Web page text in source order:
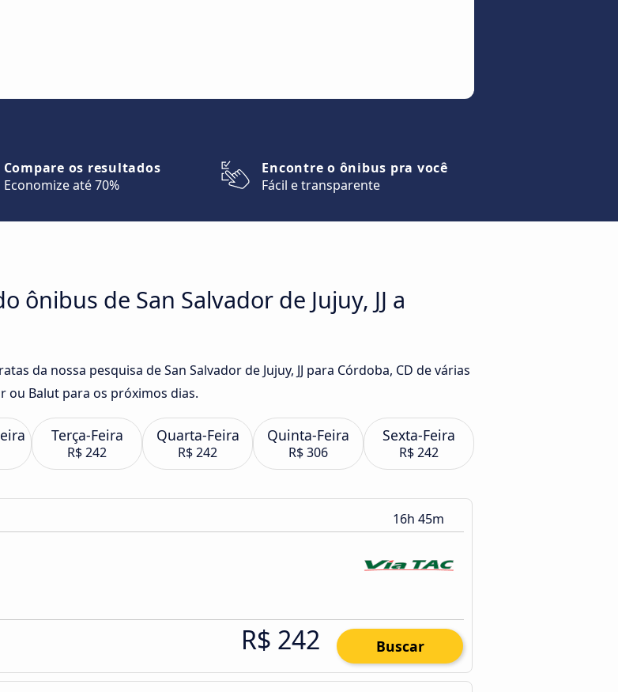
Compare os resultados
Economize até 70%
Encontre o ônibus pra você
Fácil e transparente
ônibus de San Salvador de Jujuy, JJ a
da nossa pesquisa de San Salvador de Jujuy, JJ para Córdoba, CD de várias
ou Balut para os próximos dias.
Terça-Feira
R$ 242
Quarta-Feira
R$ 242
Quinta-Feira
R$ 306
Sexta-Feira
R$ 242
16h 45m
R$ 242 Buscar